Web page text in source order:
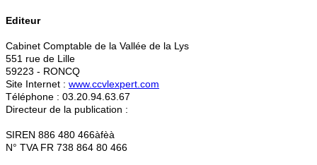
Editeur
Cabinet Comptable de la Vallée de la Lys
551 rue de Lille
59223 - RONCQ
Site Internet : www.ccvlexpert.com
Téléphone : 03.20.94.63.67
Directeur de la publication :
SIREN 886 480 466àfèà
N° TVA FR 738 864 80 466